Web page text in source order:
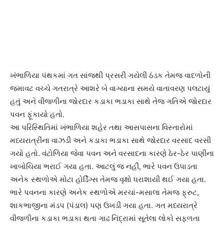
ખંભાળિયા પંથકમાં ગત સાંજથી પ્રસરી ગયેલી ઠંડક તેમજ વાદળોની
જમાવટ વચ્ચે ગતરાત્રે આશરે બે વાગ્યાના સમયે વાતાવરણ પલટાયું
હતું અને વીજળીના જોરદાર કડાકા ભડાકા સાથે તેજ ગતિએ જોરદાર
પવન ફૂંકાયો હતો.
આ પરિસ્થિતિમાં ખંભાળિયા શહેર તથા આસપાસના વિસ્તારોમાં
મધ્યરાત્રીના વાઝડી અને કડાકા ભડાકા સાથે જોરદાર વરસાદ વરસી
ગયો હતો. વંટોળિયા જેવા પવન અને વરસાદના કારણે ઠેર-ઠેર પાણીના
ખાબોચિયા ભરાઈ ગયા હતા. આટલું જ નહીં, ભારે પવન ઉપાડતા
અનેક સ્થળોએ મોટા હોર્ડિંગ્સ તેમજ વૃક્ષો ધરાશાયી થઈ ગયા હતા.
ભારે પવનના કારણે અનેક સ્થળોએ મરચાં-મસાલા તેમજ ફ્રુટ,
શાકભાજીના મંડપ (પંડાલ) પણ ઉખડી ગયા હતા. ગત મધ્યરાત્રે
વીજળીના કડાકા ભડાકા થતા ગાઢ નિંદ્રામાં સૂતેલા લોકો સફળતા